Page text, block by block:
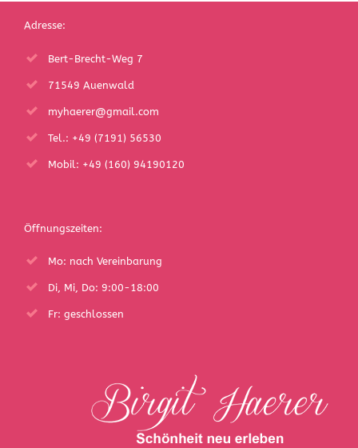
Adresse:
Bert-Brecht-Weg 7
71549 Auenwald
myhaerer@gmail.com
Tel.: +49 (7191) 56530
Mobil: +49 (160) 94190120
Öffnungszeiten:
Mo: nach Vereinbarung
Di, Mi, Do: 9:00-18:00
Fr: geschlossen